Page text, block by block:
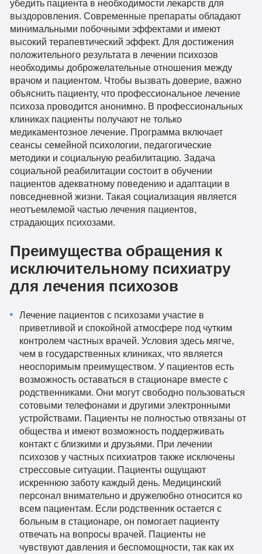
убедить пациента в необходимости лекарств для
выздоровления. Современные препараты обладают
минимальными побочными эффектами и имеют
высокий терапевтический эффект. Для достижения
положительного результата в лечении психозов
необходимы доброжелательные отношения между
врачом и пациентом. Чтобы вызвать доверие, важно
объяснить пациенту, что профессиональное лечение
психоза проводится анонимно. В профессиональных
клиниках пациенты получают не только
медикаментозное лечение. Программа включает
сеансы семейной психологии, педагогические
методики и социальную реабилитацию. Задача
социальной реабилитации состоит в обучении
пациентов адекватному поведению и адаптации в
повседневной жизни. Такая социализация является
неотъемлемой частью лечения пациентов,
страдающих психозами.
Преимущества обращения к
исключительному психиатру
для лечения психозов
Лечение пациентов с психозами участие в
приветливой и спокойной атмосфере под чутким
контролем частных врачей. Условия здесь мягче,
чем в государственных клиниках, что является
неоспоримым преимуществом. У пациентов есть
возможность оставаться в стационаре вместе с
родственниками. Они могут свободно пользоваться
сотовыми телефонами и другими электронными
устройствами. Пациенты не полностью отвязаны от
общества и имеют возможность поддерживать
контакт с близкими и друзьями. При лечении
психозов у частных психиатров также исключены
стрессовые ситуации. Пациенты ощущают
искреннюю заботу каждый день. Медицинский
персонал внимательно и дружелюбно относится ко
всем пациентам. Если родственник остается с
больным в стационаре, он помогает пациенту
отвечать на вопросы врачей. Пациенты не
чувствуют давления и беспомощности, так как их